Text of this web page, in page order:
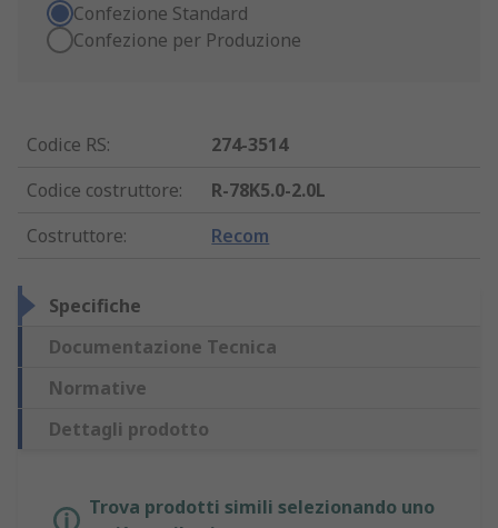
Confezione Standard
Confezione per Produzione
Codice RS:
274-3514
Codice costruttore:
R-78K5.0-2.0L
Costruttore: Recom
Specifiche
Documentazione Tecnica
Normative
Dettagli prodotto
Trova prodotti simili selezionando uno